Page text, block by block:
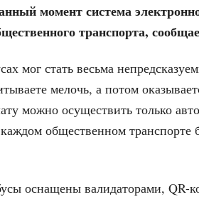
момент система
транспорта,
мог стать весьма
мелочь, а потом
можно осуществить только
общественном транспорте
оснащены валидаторами, QR-